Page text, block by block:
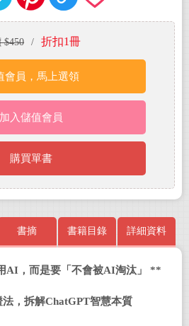
$450 / 折扣1冊
會員，馬上選領
加入儲值會員
購買單書
書摘 書籍目錄 詳細資料
AI ，而是要「不會被AI淘汰」 **
法，拆解ChatGPT智慧本質